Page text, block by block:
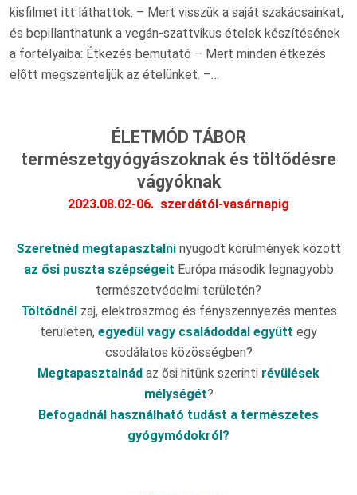
kisfilmet itt láthattok. – Mert visszük a saját szakácsainkat,
és bepillanthatunk a vegán-szattvikus ételek készítésének
a fortélyaiba: Étkezés bemutató – Mert minden étkezés
előtt megszenteljük az ételünket. –…
ÉLETMÓD TÁBOR
természetgyógyászoknak és töltődésre
vágyóknak
2023.08.02-06. szerdától-vasárnapig
Szeretnéd megtapasztalni nyugodt körülmények között
az ősi puszta szépségeit Európa második legnagyobb
természetvédelmi területén?
Töltődnél zaj, elektroszmog és fényszennyezés mentes
területen, egyedül vagy családoddal együtt egy
csodálatos közösségben?
Megtapasztalnád az ősi hitünk szerinti révülések
mélységét?
Befogadnál használható tudást a természetes
gyógymódokról?